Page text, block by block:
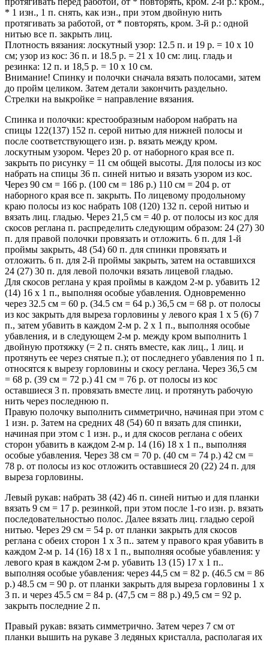
* 1 изн., 1 п. снять, как изн., при этом двойную нить
протягивать за работой, от * повторять, кром. 3-й р.: одной
нитью все п. закрыть лиц.
Плотность вязания: лоскутный узор: 12.5 п. и 19 p. = 10 х 10
см; узор из кос: 36 п. и 18.5 р. = 21 х 10 см: лиц. гладь и
резинка: 12 п. и 18,5 р. = 10 х 10 см.
Внимание! Спинку и полочки сначала вязать полосами, затем
до пройм целиком. Затем детали закончить раздельно.
Стрелки на выкройке = направление вязания.
Спинка и полочки: крестообразным набором набрать на
спицы 122(137) 152 п. серой нитью для нижней полосы и
после соответствующего изн. р. вязать между кром.
лоскутным узором. Через 20 р. от наборного края все п.
закрыть по рисунку = 11 см общей высоты. Для полосы из кос
набрать на спицы 36 п. синей нитью и вязать узором из кос.
Через 90 см = 166 р. (100 см = 186 р.) 110 см = 204 р. от
наборного края все п. закрыть. По лицевому продольному
краю полосы из кос набрать 108 (120) 132 п. серой нитью и
вязать лиц. гладью. Через 21,5 см = 40 р. от полосы из кос для
скосов реглана п. распределить следующим образом: 24 (27) 30
п. для правой полочки провязать и отложить. 6 п. для 1-й
проймы закрыть, 48 (54) 60 п. для спинки провязать и
отложить. 6 п. для 2-й проймы закрыть, затем на оставшихся
24 (27) 30 п. для левой полочки вязать лицевой гладью.
Для скосов реглана у края проймы в каждом 2-м р. убавить 12
(14) 16 х 1 п., выполняя особые убавления. Одновременно
через 32.5 см = 60 р. (34.5 см = 64 р.) 36,5 см = 68 р. от полосы
из кос закрыть для выреза горловины у левого края 1 х 5 (6) 7
п., затем убавить в каждом 2-м р. 2 х 1 п., выполняя особые
убавления, и в следующем 2-м р. между кром выполнить 1
двойную протяжку (= 2 п. снять вместе, как лиц., 1 лиц. и
протянуть ее через снятые п.); от последнего убавления по 1 п.
относятся к вырезу горловины и скосу реглана. Через 36,5 см
= 68 р. (39 см = 72 р.) 41 см = 76 р. от полосы из кос
оставшиеся 3 п. провязать вместе лиц. и протянуть рабочую
нить через последнюю п.
Правую полочку выполнить симметрично, начиная при этом с
1 изн. р. Затем на средних 48 (54) 60 п вязать для спинки,
начиная при этом с 1 изн. р., и для скосов реглана с обеих
сторон убавить в каждом 2-м р. 14 (16) 18 x 1 п., выполняя
особые убавления. Через 38 см = 70 р. (40 см = 74 р.) 42 см =
78 р. от полосы из кос отложить оставшиеся 20 (22) 24 п. для
выреза горловины.
Левый рукав: набрать 38 (42) 46 п. синей нитью и для планки
вязать 9 см = 17 р. резинкой, при этом после 1-го изн. р. вязать
последовательностью полос. Далее вязать лиц. гладью серой
нитью. Через 29 см = 54 р. от планки закрыть для скосов
реглана с обеих сторон 1 х 3 п.. затем у правого края убавить в
каждом 2-м р. 14 (16) 18 х 1 п., выполняя особые убавления: у
левого края в каждом 2-м р. убавить 13 (15) 17 х 1 п..
выполняя особые убавления: через 44,5 см = 82 р. (46.5 см = 86
р.) 48.5 см = 90 р. от планки закрыть для выреза горловины 1 х
3 п. и через 45.5 см = 84 р. (47,5 см = 88 р.) 49,5 см = 92 р.
закрыть последние 2 п.
Правый рукав: вязать симметрично. Затем через 7 см от
планки вышить на рукаве 3 ледяных кристалла, располагая их